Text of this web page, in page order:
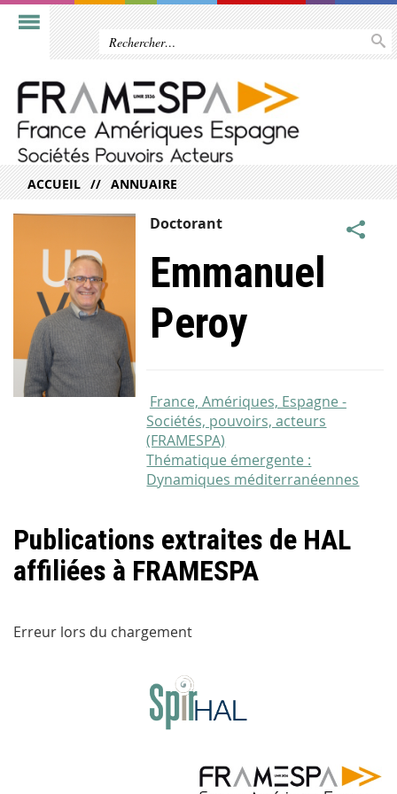
ACCUEIL ANNUAIRE
Doctorant
Emmanuel
Peroy
France, Amériques, Espagne -
Sociétés, pouvoirs, acteurs
(FRAMESPA)
Thématique émergente :
Dynamiques méditerranéennes
Publications extraites de HAL
affiliées à FRAMESPA
Erreur lors du chargement